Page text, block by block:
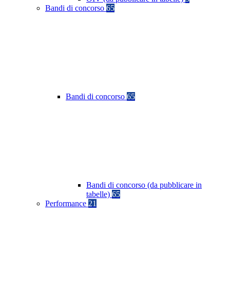
Bandi di concorso 65
Bandi di concorso 65
Bandi di concorso (da pubblicare in
tabelle) 65
Performance 21